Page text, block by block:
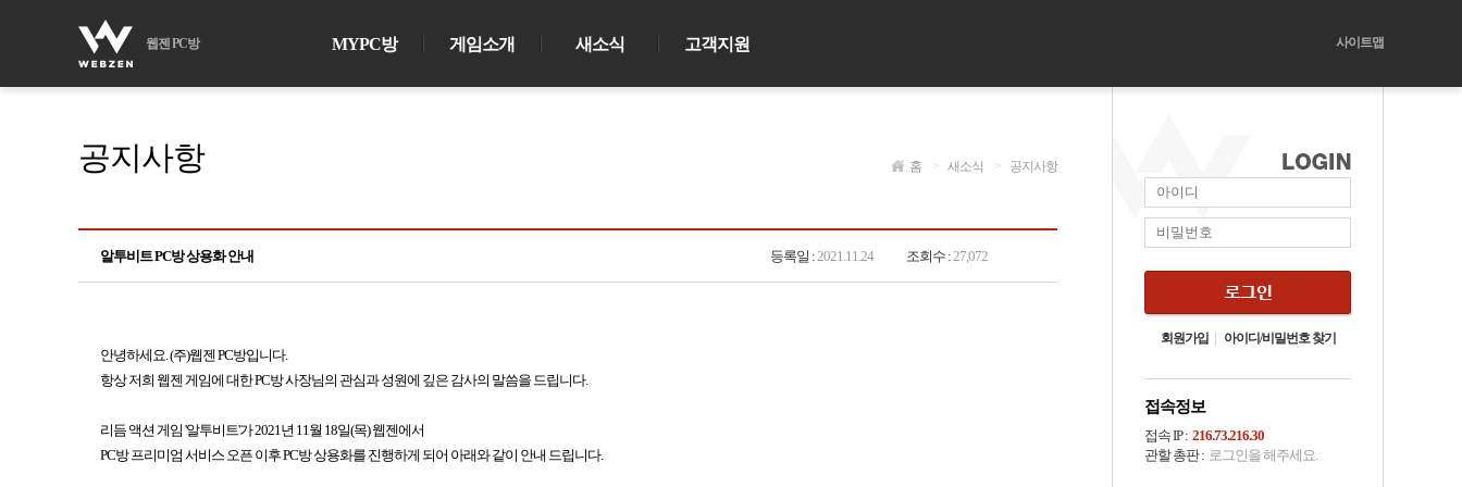
웹젠 PC방 MYPC방 게임소개 새소식 고객지원 사이트맵
공지사항 홈 > 새소식 > 공지사항
알투비트 PC방 상용화 안내 등록일 :2021.11.24 조회수 :27,072
안녕하세요. (주)웹젠 PC방입니다.
항상 저희 웹젠 게임에 대한 PC방 사장님의 관심과 성원에 깊은 감사의 말씀을 드립니다.
리듬 액션 게임 '알투비트'가 2021년 11월 18일(목) 웹젠에서
PC방 프리미엄 서비스 오픈 이후 PC방 상용화를 진행하게 되어 아래와 같이 안내 드립니다.
회원가입 아이디/비밀번호 찾기
접속정보
접속 IP : 216.73.216.30
관할 총판 : 로그인을 해주세요.